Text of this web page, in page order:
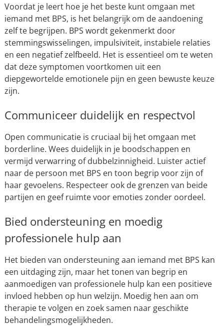
Voordat je leert hoe je het beste kunt omgaan met
iemand met BPS, is het belangrijk om de aandoening
zelf te begrijpen. BPS wordt gekenmerkt door
stemmingswisselingen, impulsiviteit, instabiele relaties
en een negatief zelfbeeld. Het is essentieel om te weten
dat deze symptomen voortkomen uit een
diepgewortelde emotionele pijn en geen bewuste keuze
zijn.
Communiceer duidelijk en respectvol
Open communicatie is cruciaal bij het omgaan met
borderline. Wees duidelijk in je boodschappen en
vermijd verwarring of dubbelzinnigheid. Luister actief
naar de persoon met BPS en toon begrip voor zijn of
haar gevoelens. Respecteer ook de grenzen van beide
partijen en geef ruimte voor emoties zonder oordeel.
Bied ondersteuning en moedig
professionele hulp aan
Het bieden van ondersteuning aan iemand met BPS kan
een uitdaging zijn, maar het tonen van begrip en
aanmoedigen van professionele hulp kan een positieve
invloed hebben op hun welzijn. Moedig hen aan om
therapie te volgen en zoek samen naar geschikte
behandelingsmogelijkheden.